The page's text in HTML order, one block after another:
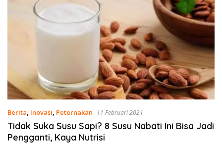
Berita, Inovasi, Peternakan 11 Februari 2021
Tidak Suka Susu Sapi? 8 Susu Nabati Ini Bisa Jadi
Pengganti, Kaya Nutrisi